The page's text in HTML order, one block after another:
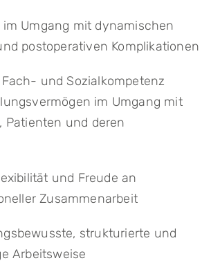
Umgang mit dynamischen
postoperativen Komplikationen
und Sozialkompetenz
im Umgang mit
Patienten und deren
und Freude an
Zusammenarbeit
strukturierte und
Arbeitsweise